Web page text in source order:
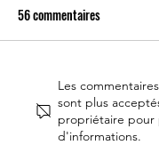
Le 14 juillet doit
fête nationale !
56 commentaires
Les
sont plus
propriétaire pour
d'informations.